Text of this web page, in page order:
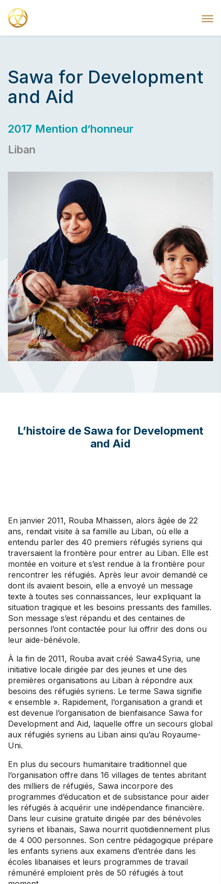
Sawa for Development
and Aid
2017 Mention d’honneur
Liban
L’histoire de Sawa for Development
and Aid
En janvier 2011, Rouba Mhaissen, alors âgée de 22
ans, rendait visite à sa famille au Liban, où elle a
entendu parler des 40 premiers réfugiés syriens qui
traversaient la frontière pour entrer au Liban. Elle est
montée en voiture et s’est rendue à la frontière pour
rencontrer les réfugiés. Après leur avoir demandé ce
dont ils avaient besoin, elle a envoyé un message
texte à toutes ses connaissances, leur expliquant la
situation tragique et les besoins pressants des familles.
Son message s’est répandu et des centaines de
personnes l’ont contactée pour lui offrir des dons ou
leur aide-bénévole.
À la fin de 2011, Rouba avait créé Sawa4Syria, une
initiative locale dirigée par des jeunes et une des
premières organisations au Liban à répondre aux
besoins des réfugiés syriens. Le terme Sawa signifie
« ensemble ». Rapidement, l’organisation a grandi et
est devenue l’organisation de bienfaisance Sawa for
Development and Aid, laquelle offre un secours global
aux réfugiés syriens au Liban ainsi qu’au Royaume-
Uni.
En plus du secours humanitaire traditionnel que
l’organisation offre dans 16 villages de tentes abritant
des milliers de réfugiés, Sawa incorpore des
programmes d’éducation et de subsistance pour aider
les réfugiés à acquérir une indépendance financière.
Dans leur cuisine gratuite dirigée par des bénévoles
syriens et libanais, Sawa nourrit quotidiennement plus
de 4 000 personnes. Son centre pédagogique prépare
les enfants syriens aux examens d’entrée dans les
écoles libanaises et leurs programmes de travail
rémunéré emploient près de 50 réfugiés à tout